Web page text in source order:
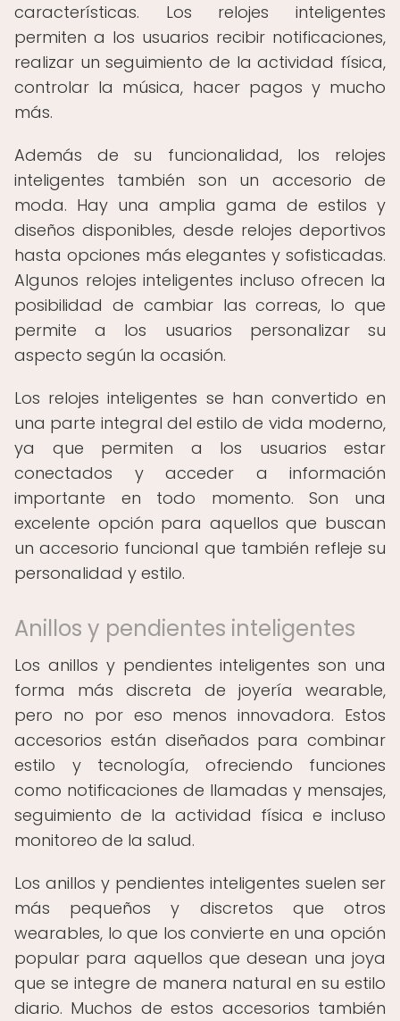
características. Los relojes inteligentes
permiten a los usuarios recibir notificaciones,
realizar un seguimiento de la actividad física,
controlar la música, hacer pagos y mucho
más.
Además de su funcionalidad, los relojes
inteligentes también son un accesorio de
moda. Hay una amplia gama de estilos y
diseños disponibles, desde relojes deportivos
hasta opciones más elegantes y sofisticadas.
Algunos relojes inteligentes incluso ofrecen la
posibilidad de cambiar las correas, lo que
permite a los usuarios personalizar su
aspecto según la ocasión.
Los relojes inteligentes se han convertido en
una parte integral del estilo de vida moderno,
ya que permiten a los usuarios estar
conectados y acceder a información
importante en todo momento. Son una
excelente opción para aquellos que buscan
un accesorio funcional que también refleje su
personalidad y estilo.
Anillos y pendientes inteligentes
Los anillos y pendientes inteligentes son una
forma más discreta de joyería wearable,
pero no por eso menos innovadora. Estos
accesorios están diseñados para combinar
estilo y tecnología, ofreciendo funciones
como notificaciones de llamadas y mensajes,
seguimiento de la actividad física e incluso
monitoreo de la salud.
Los anillos y pendientes inteligentes suelen ser
más pequeños y discretos que otros
wearables, lo que los convierte en una opción
popular para aquellos que desean una joya
que se integre de manera natural en su estilo
diario. Muchos de estos accesorios también